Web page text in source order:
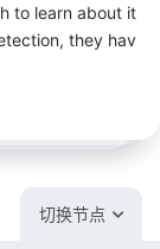
to learn about it
they hav
切换节点